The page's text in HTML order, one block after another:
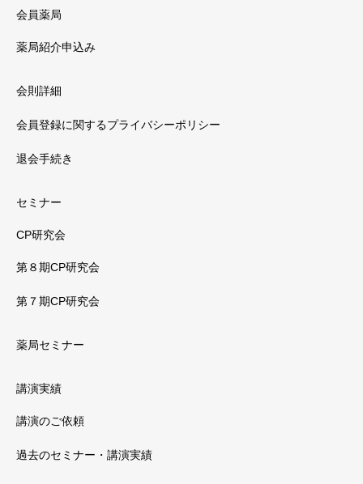
会員薬局
薬局紹介申込み
会則詳細
会員登録に関するプライバシーポリシー
退会手続き
セミナー
CP研究会
第８期CP研究会
第７期CP研究会
薬局セミナー
講演実績
講演のご依頼
過去のセミナー・講演実績